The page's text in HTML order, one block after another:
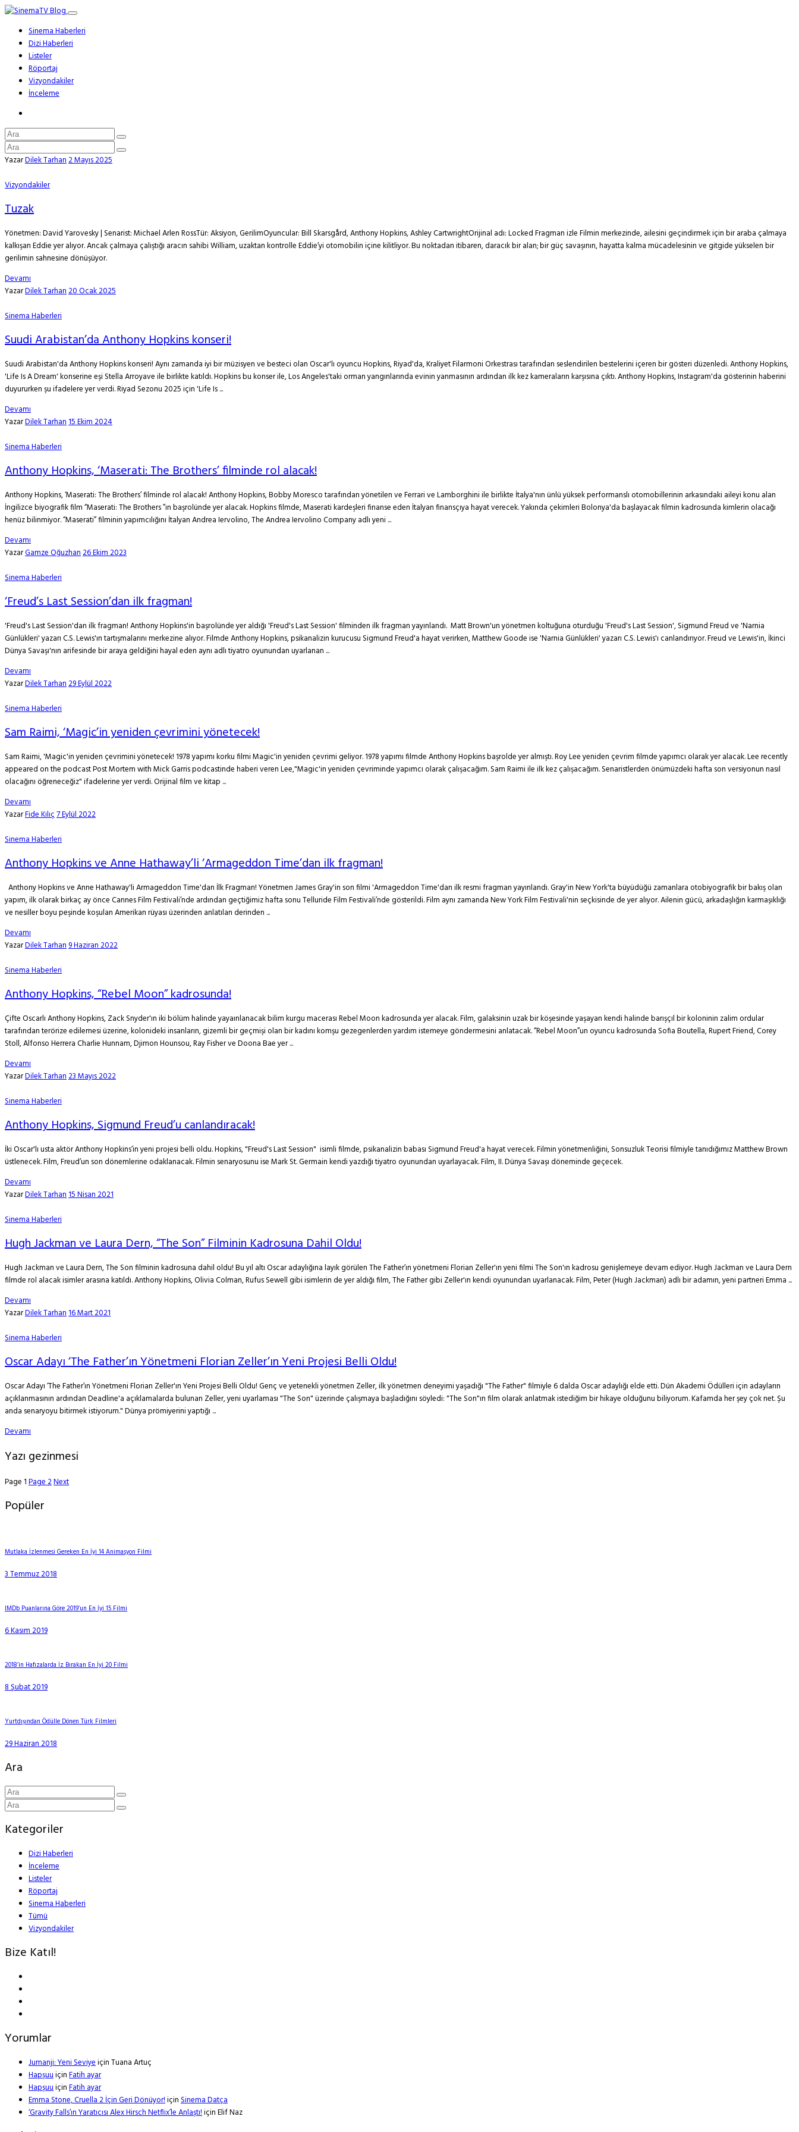
Sinema Haberleri
Dizi Haberleri
Listeler
Röportaj
Vizyondakiler
İnceleme
YazarDilek Tarhan2 Mayıs 2025
Vizyondakiler
Tuzak
Yönetmen: David Yarovesky | Senarist: Michael Arlen RossTür: Aksiyon, GerilimOyuncular: Bill Skarsgård, Anthony Hopkins, Ashley CartwrightOrijinal adı: Locked Fragman izle Filmin merkezinde, ailesini geçindirmek için bir araba çalmaya
kalkışan Eddie yer alıyor. Ancak çalmaya çalıştığı aracın sahibi William, uzaktan kontrolle Eddie’yi otomobilin içine kilitliyor. Bu noktadan itibaren, daracık bir alan; bir güç savaşının, hayatta kalma mücadelesinin ve gitgide yükselen bir
gerilimin sahnesine dönüşüyor.
Devamı
YazarDilek Tarhan20 Ocak 2025
Sinema Haberleri
Suudi Arabistan’da Anthony Hopkins konseri!
Suudi Arabistan'da Anthony Hopkins konseri! Aynı zamanda iyi bir müzisyen ve besteci olan Oscar'lı oyuncu Hopkins, Riyad'da, Kraliyet Filarmoni Orkestrası tarafından seslendirilen bestelerini içeren bir gösteri düzenledi. Anthony Hopkins,
'Life Is A Dream' konserine eşi Stella Arroyave ile birlikte katıldı. Hopkins bu konser ile, Los Angeles'taki orman yangınlarında evinin yanmasının ardından ilk kez kameraların karşısına çıktı. Anthony Hopkins, Instagram'da gösterinin haberini
duyururken şu ifadelere yer verdi. Riyad Sezonu 2025 için 'Life Is ...
Devamı
YazarDilek Tarhan15 Ekim 2024
Sinema Haberleri
Anthony Hopkins, ‘Maserati: The Brothers’ filminde rol alacak!
Anthony Hopkins, ‘Maserati: The Brothers’ filminde rol alacak! Anthony Hopkins, Bobby Moresco tarafından yönetilen ve Ferrari ve Lamborghini ile birlikte İtalya'nın ünlü yüksek performanslı otomobillerinin arkasındaki aileyi konu alan
İngilizce biyografik film “Maserati: The Brothers ”ın başrolünde yer alacak. Hopkins filmde, Maserati kardeşleri finanse eden İtalyan finansçıya hayat verecek. Yakında çekimleri Bolonya'da başlayacak filmin kadrosunda kimlerin olacağı
henüz bilinmiyor. “Maserati” filminin yapımcılığını İtalyan Andrea Iervolino, The Andrea Iervolino Company adlı yeni ...
Devamı
YazarGamze Oğuzhan26 Ekim 2023
Sinema Haberleri
‘Freud’s Last Session’dan ilk fragman!
'Freud's Last Session'dan ilk fragman! Anthony Hopkins'in başrolünde yer aldığı 'Freud's Last Session' filminden ilk fragman yayınlandı. Matt Brown'un yönetmen koltuğuna oturduğu 'Freud's Last Session', Sigmund Freud ve 'Narnia
Günlükleri' yazarı C.S. Lewis'ın tartışmalarını merkezine alıyor. Filmde Anthony Hopkins, psikanalizin kurucusu Sigmund Freud'a hayat verirken, Matthew Goode ise 'Narnia Günlükleri' yazarı C.S. Lewis'ı canlandırıyor. Freud ve Lewis'in, İkinci
Dünya Savaşı'nın arifesinde bir araya geldiğini hayal eden aynı adlı tiyatro oyunundan uyarlanan ...
Devamı
YazarDilek Tarhan29 Eylül 2022
Sinema Haberleri
Sam Raimi, ‘Magic’in yeniden çevrimini yönetecek!
Sam Raimi, 'Magic'in yeniden çevrimini yönetecek! 1978 yapımı korku filmi Magic'in yeniden çevrimi geliyor. 1978 yapımı filmde Anthony Hopkins başrolde yer almıştı. Roy Lee yeniden çevrim filmde yapımcı olarak yer alacak. Lee recently
appeared on the podcast Post Mortem with Mick Garris podcastinde haberi veren Lee,"Magic'in yeniden çevriminde yapımcı olarak çalışacağım. Sam Raimi ile ilk kez çalışacağım. Senaristlerden önümüzdeki hafta son versiyonun nasıl
olacağını öğreneceğiz" ifadelerine yer verdi. Orijinal film ve kitap ...
Devamı
YazarFide Kılıç7 Eylül 2022
Sinema Haberleri
Anthony Hopkins ve Anne Hathaway’li ‘Armageddon Time’dan ilk fragman!
Anthony Hopkins ve Anne Hathaway'li Armageddon Time'dan İlk Fragman! Yönetmen James Gray'in son filmi 'Armageddon Time'dan ilk resmi fragman yayınlandı. Gray'in New York'ta büyüdüğü zamanlara otobiyografik bir bakış olan
yapım, ilk olarak birkaç ay önce Cannes Film Festivali’nde ardından geçtiğimiz hafta sonu Telluride Film Festivali’nde gösterildi. Film aynı zamanda New York Film Festivali'nin seçkisinde de yer alıyor. Ailenin gücü, arkadaşlığın karmaşıklığı
ve nesiller boyu peşinde koşulan Amerikan rüyası üzerinden anlatılan derinden ...
Devamı
YazarDilek Tarhan9 Haziran 2022
Sinema Haberleri
Anthony Hopkins, “Rebel Moon” kadrosunda!
Çifte Oscarlı Anthony Hopkins, Zack Snyder'ın iki bölüm halinde yayaınlanacak bilim kurgu macerası Rebel Moon kadrosunda yer alacak. Film, galaksinin uzak bir köşesinde yaşayan kendi halinde barışçıl bir koloninin zalim ordular
tarafından terörize edilemesi üzerine, kolonideki insanların, gizemli bir geçmişi olan bir kadını komşu gezegenlerden yardım istemeye göndermesini anlatacak. “Rebel Moon”un oyuncu kadrosunda Sofia Boutella, Rupert Friend, Corey
Stoll, Alfonso Herrera Charlie Hunnam, Djimon Hounsou, Ray Fisher ve Doona Bae yer ...
Devamı
YazarDilek Tarhan23 Mayıs 2022
Sinema Haberleri
Anthony Hopkins, Sigmund Freud’u canlandıracak!
İki Oscar'lı usta aktör Anthony Hopkins’in yeni projesi belli oldu. Hopkins, "Freud's Last Session" isimli filmde, psikanalizin babası Sigmund Freud'a hayat verecek. Filmin yönetmenliğini, Sonsuzluk Teorisi filmiyle tanıdığımız Matthew Brown
üstlenecek. Film, Freud’un son dönemlerine odaklanacak. Filmin senaryosunu ise Mark St. Germain kendi yazdığı tiyatro oyunundan uyarlayacak. Film, II. Dünya Savaşı döneminde geçecek.
Devamı
YazarDilek Tarhan15 Nisan 2021
Sinema Haberleri
Hugh Jackman ve Laura Dern, “The Son” Filminin Kadrosuna Dahil Oldu!
Hugh Jackman ve Laura Dern, The Son filminin kadrosuna dahil oldu! Bu yıl altı Oscar adaylığına layık görülen The Father’ın yönetmeni Florian Zeller'ın yeni filmi The Son'ın kadrosu genişlemeye devam ediyor. Hugh Jackman ve Laura Dern
filmde rol alacak isimler arasına katıldı. Anthony Hopkins, Olivia Colman, Rufus Sewell gibi isimlerin de yer aldığı film, The Father gibi Zeller'ın kendi oyunundan uyarlanacak. Film, Peter (Hugh Jackman) adlı bir adamın, yeni partneri Emma ...
Devamı
YazarDilek Tarhan16 Mart 2021
Sinema Haberleri
Oscar Adayı ‘The Father’ın Yönetmeni Florian Zeller’ın Yeni Projesi Belli Oldu!
Oscar Adayı ‘The Father’ın Yönetmeni Florian Zeller'ın Yeni Projesi Belli Oldu! Genç ve yetenekli yönetmen Zeller, ilk yönetmen deneyimi yaşadığı "The Father" filmiyle 6 dalda Oscar adaylığı elde etti. Dün Akademi Ödülleri için adayların
açıklanmasının ardından Deadline'a açıklamalarda bulunan Zeller, yeni uyarlaması "The Son" üzerinde çalışmaya başladığını söyledi: "The Son"ın film olarak anlatmak istediğim bir hikaye olduğunu biliyorum. Kafamda her şey çok net. Şu
anda senaryoyu bitirmek istiyorum." Dünya prömiyerini yaptığı ...
Devamı
Yazı gezinmesi
Page 1Page2Next
Popüler
Mutlaka İzlenmesi Gereken En İyi 14 Animasyon Filmi
3 Temmuz 2018
IMDb Puanlarına Göre 2019’un En İyi 15 Filmi
6 Kasım 2019
2018’in Hafızalarda İz Bırakan En İyi 20 Filmi
8 Şubat 2019
Yurtdışından Ödülle Dönen Türk Filmleri
29 Haziran 2018
Ara
Kategoriler
Dizi Haberleri
İnceleme
Listeler
Röportaj
Sinema Haberleri
Tümü
Vizyondakiler
Bize Katıl!
Yorumlar
Jumanji: Yeni SeviyeiçinTuana Artuç
HapşuuiçinFatih ayar
HapşuuiçinFatih ayar
Emma Stone, Cruella 2 İçin Geri Dönüyor!içinSinema Datça
‘Gravity Falls’ın Yaratıcısı Alex Hirsch Netflix’le Anlaştı!içinElif Naz